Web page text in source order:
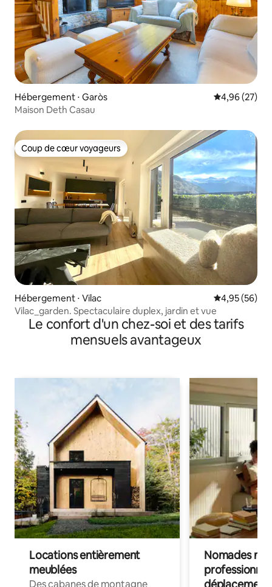
Hébergement ⋅ Garòs Évaluation
4,96 (27)
Maison Deth Casau
Coup de cœur voyageurs
Coup de cœur voyageurs
Hébergement ⋅ Vilac Évaluation
4,95 (56)
Vilac_garden. Spectaculaire duplex, jardin et vue
Le confort d'un chez-soi et des tarifs
mensuels avantageux
Locations entièrement
meublées
Nomades